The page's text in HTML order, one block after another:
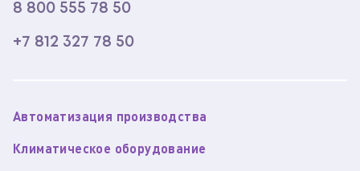
8 800 555 78 50
+7 812 327 78 50
Автоматизация производства
Климатическое оборудование